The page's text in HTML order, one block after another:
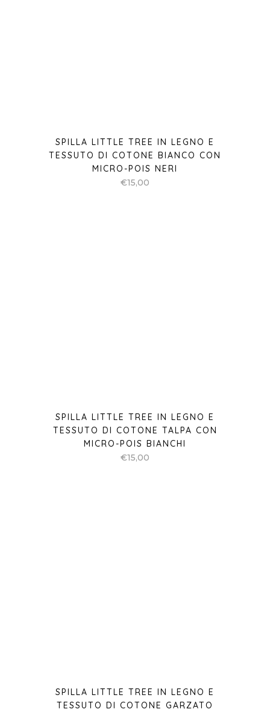
SPILLA LITTLE TREE IN LEGNO E
TESSUTO DI COTONE BIANCO CON
MICRO-POIS NERI
€15,00
SPILLA LITTLE TREE IN LEGNO E
TESSUTO DI COTONE TALPA CON
MICRO-POIS BIANCHI
€15,00
SPILLA LITTLE TREE IN LEGNO E
TESSUTO DI COTONE GARZATO